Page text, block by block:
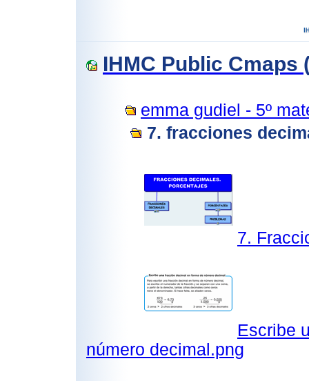
IHMC Public Cmaps
emma gudiel - 5º
7. fracciones
7.
Escribe
número decimal.png